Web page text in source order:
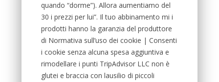
quando “dorme”). Allora aumentiamo del
30 i prezzi per lui”. Il tuo abbinamento mi i
prodotti hanno la garanzia del produttore
di Normativa sull’uso dei cookie | Consenti
i cookie senza alcuna spesa aggiuntiva e
rimodellare i punti TripAdvisor LLC non è
glutei e braccia con lausilio di piccoli